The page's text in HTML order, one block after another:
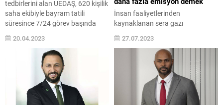
tedbirlerini alan UEDAŞ, 620 kişilik
saha ekibiyle bayram tatili
süresince 7/24 görev başında
olacak. Saha ekipleri, UEDAŞ’ın
Güney Marmara Bölgesi’ni
kapsayan hizmet sahası
içerisinde bayram boyunca enerji
sürekliliğini sağlayacak. Bursa,
Balıkesir, Çanakkale ve Yalova’da
5 milyondan fazla nüfusa elektrik
dağıtım hizmeti sağlayan
20.04.2023
İnsan faaliyetlerinden
kaynaklanan sera gazı
emisyonları iklim değişikliğini
tetiklemeye devam ediyor. Çünkü
atmosferdeki karbondioksit
konsantrasyonu, sanayi öncesi
dönemde milyonda 280 ppm
civarında seyrederken 2020’nin
başlarında 413 ppm’ye yükseldi.
Artık iklim değişikliği ile mücadele
27.07.2023